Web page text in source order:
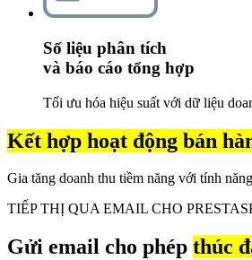
Số liệu phân tích
và báo cáo tổng hợp
Tối ưu hóa hiệu suất với dữ liệu
Kết hợp hoạt động bán
Gia tăng doanh thu tiềm năng với tính
TIẾP THỊ QUA EMAIL CHO
Gửi email cho phép thúc